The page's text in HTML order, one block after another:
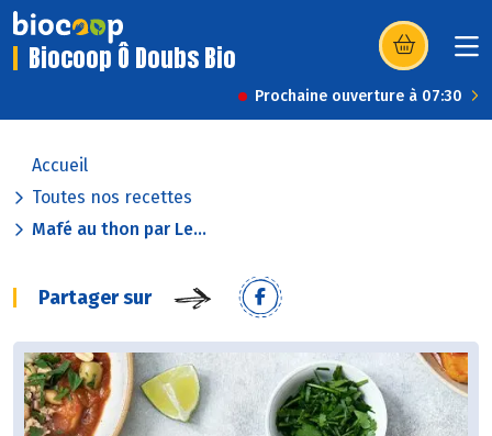
Biocoop Ô Doubs Bio (s’ouvre dans
Prochaine ouverture à 07:30
Accueil
Toutes nos recettes
Mafé au thon par Le...
Partager sur